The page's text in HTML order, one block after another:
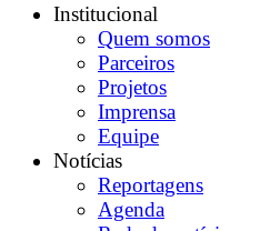
Institucional
Quem somos
Parceiros
Projetos
Imprensa
Equipe
Notícias
Reportagens
Agenda